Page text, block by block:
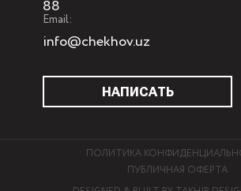
НАПИСАТЬ
ПОЛИТИКА
ПУБЛИЧНАЯ ОФЕРТА
88
Email:
info@chekhov.uz